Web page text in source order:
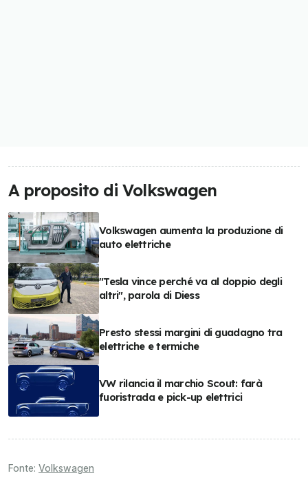
A proposito di Volkswagen
Volkswagen aumenta la produzione di
auto elettriche
"Tesla vince perché va al doppio degli
altri", parola di Diess
Presto stessi margini di guadagno tra
elettriche e termiche
VW rilancia il marchio Scout: farà
fuoristrada e pick-up elettrici
Fonte: Volkswagen